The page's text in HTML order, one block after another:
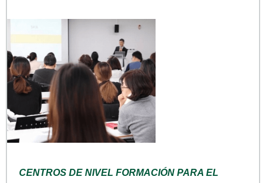
CENTROS DE NIVEL FORMACIÓN PARA EL